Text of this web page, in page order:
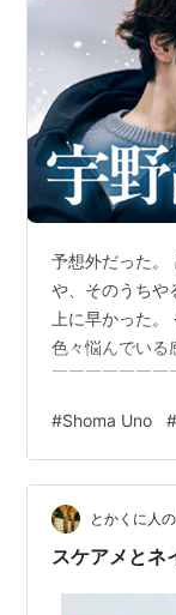
予想外だった。
や、そのうちや
上に早かった
色々悩んでいる
￣￣￣￣￣￣
＿＿＿＿＿＿
📍 https://t.co/
— 宇野昌磨ア
March 12,
#Shoma Uno #
とかくに人
スケアメとネ